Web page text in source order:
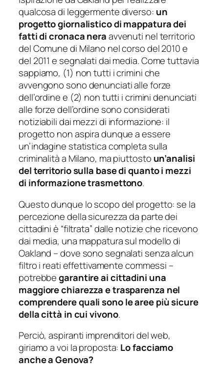
qualcosa di leggermente diverso: un
progetto giornalistico di mappatura dei
fatti di cronaca neraavvenuti nel territorio
del Comune di Milano nel corso del 2010 e
del 2011 e segnalati dai media. Come tuttavia
sappiamo, (1) non tutti i crimini che
avvengono sono denunciati alle forze
dell’ordine e (2) non tutti i crimini denunciati
alle forze dell’ordine sono considerati
notiziabilidai mezzi di informazione: il
progetto non aspira dunque a essere
un’indagine statistica completa sulla
criminalità a Milano, ma piuttosto un’analisi
del territorio sulla base di quanto i mezzi
di informazione trasmettono.
Questo dunque lo scopo del progetto: se la
percezione della sicurezza da parte dei
cittadini è “filtrata” dalle notizie che ricevono
dai media, una mappatura sul modello di
Oakland – dove sono segnalati senza alcun
filtro i reati effettivamente commessi –
potrebbegarantire ai cittadini una
maggiore chiarezza e trasparenza nel
comprendere quali sono le aree più sicure
della città in cui vivono.
Perciò, aspiranti imprenditori del web,
giriamo a voi la proposta: Lo facciamo
anche a Genova?